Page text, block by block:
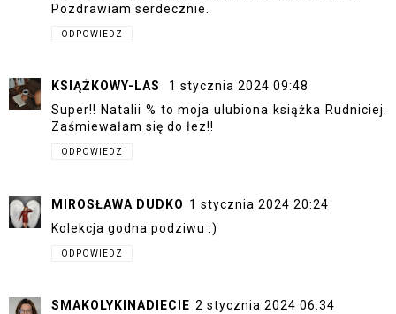
Pozdrawiam serdecznie.
ODPOWIEDZ
KSIĄŻKOWY-LAS
1 stycznia 2024 09:48
Super!! Natalii % to moja ulubiona książka Rudniciej.
Zaśmiewałam się do łez!!
ODPOWIEDZ
MIROSŁAWA DUDKO 1 stycznia 2024 20:24
Kolekcja godna podziwu :)
ODPOWIEDZ
SMAKOLYKINADIECIE 2 stycznia 2024 06:34